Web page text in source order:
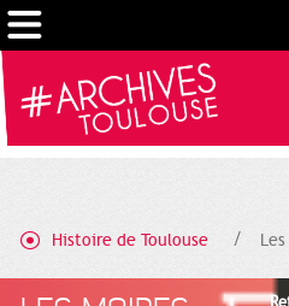
Histoire de Toulouse
Gestion de vos préférences sur